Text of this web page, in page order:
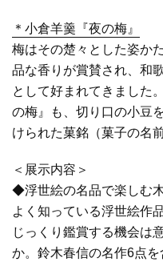
＊小倉羊羹『夜の梅』
梅はその楚々とした姿か
品な香りが賞賛され、和
として好まれてきました
の梅』も、切り口の小豆
けられた菓銘（菓子の名
＜展示内容＞
◆浮世絵の名品で楽しむ
よく知っている浮世絵作
じっくり鑑賞する機会は
か。鈴木春信の名作6点